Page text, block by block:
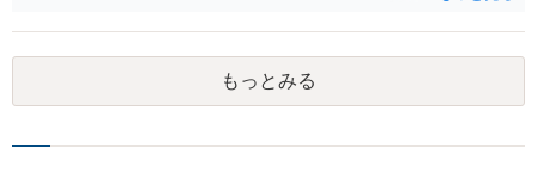
もっとみる